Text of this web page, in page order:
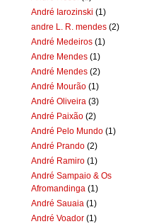
André Iarozinski (1)
andre L. R. mendes (2)
André Medeiros (1)
Andre Mendes (1)
André Mendes (2)
André Mourão (1)
André Oliveira (3)
André Paixão (2)
André Pelo Mundo (1)
André Prando (2)
André Ramiro (1)
André Sampaio & Os
Afromandinga (1)
André Sauaia (1)
André Voador (1)